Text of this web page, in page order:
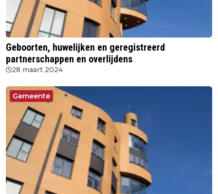
Geboorten, huwelijken en geregistreerd
partnerschappen en overlijdens
28 maart 2024
Gemeente